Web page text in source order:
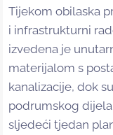
Tijekom obilaska
i infrastrukturni
izvedena je
materijalom s
kanalizacije, dok
podrumskog
sljedeći tjedan